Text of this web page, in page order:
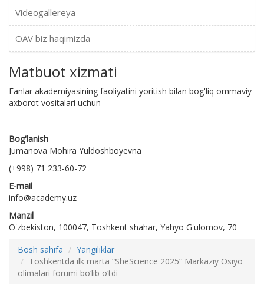
Videogallereya
OAV biz haqimizda
Matbuot xizmati
Fanlar akademiyasining faoliyatini yoritish bilan bog'liq ommaviy
axborot vositalari uchun
Bog'lanish
Jumanova Mohira Yuldoshboyevna
(+998) 71 233-60-72
E-mail
info@academy.uz
Manzil
O'zbekiston, 100047, Toshkent shahar, Yahyo G'ulomov, 70
Bosh sahifa
Yangiliklar
Toshkentda ilk marta “SheScience 2025” Markaziy Osiyo
olimalari forumi bo‘lib o‘tdi